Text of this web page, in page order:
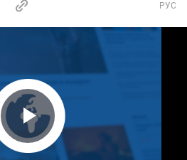
РУС
Play Video